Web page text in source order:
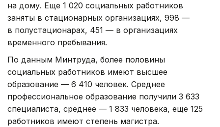
на дому. Еще 1 020 социальных работников
заняты в стационарных организациях, 998 —
в полустационарах, 451 — в организациях
временного пребывания.
По данным Минтруда, более половины
социальных работников имеют высшее
образование — 6 410 человек. Среднее
профессиональное образование получили 3 633
специалиста, среднее — 1 833 человека, еще 125
работников имеют степень магистра.